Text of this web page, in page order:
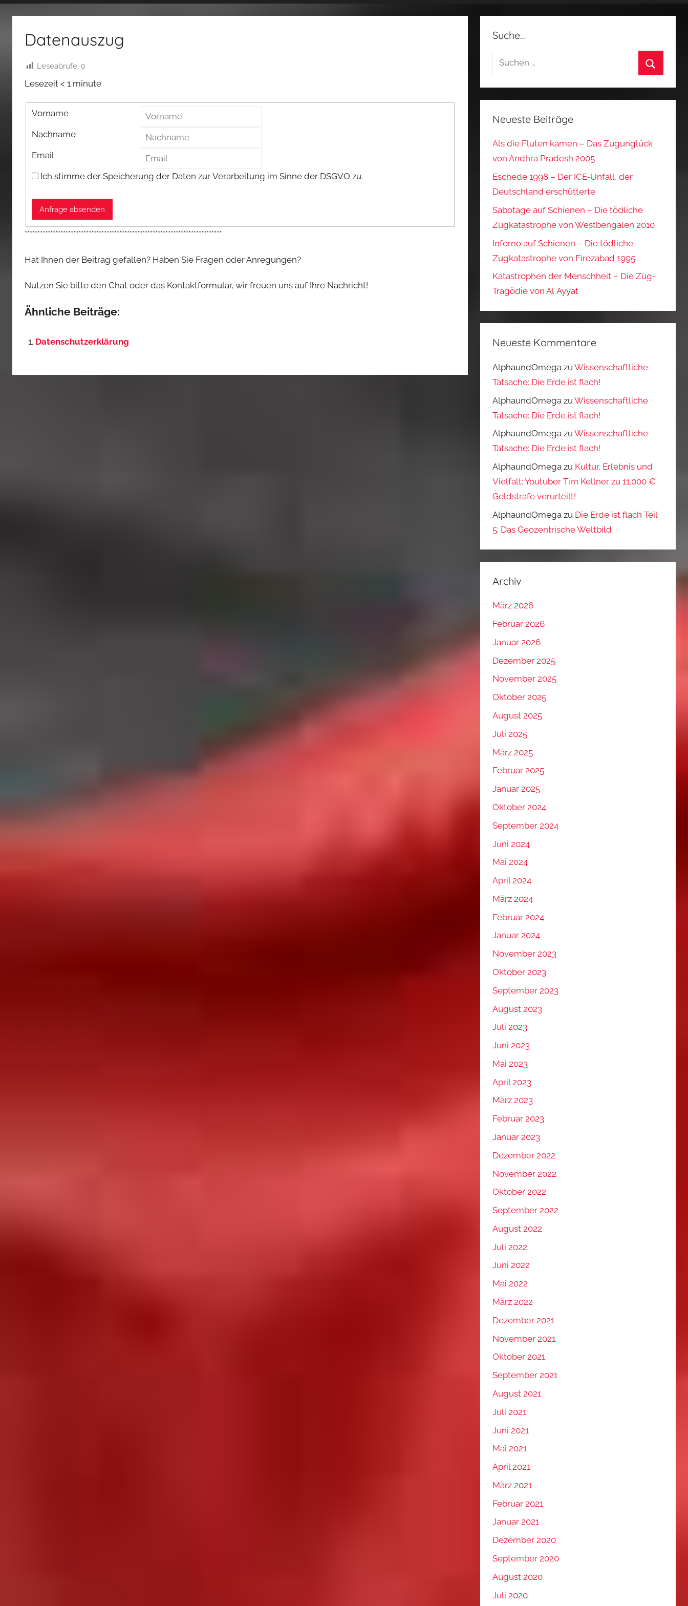
fertig…!
Datenauszug
Leseabrufe: 0
Lesezeit < 1 minute
Vorname
Nachname
Email
Ich stimme der Speicherung der Daten zur Verarbeitung im Sinne der DSGVO zu.
*****************************************************************************
Hat Ihnen der Beitrag gefallen? Haben Sie Fragen oder Anregungen?
Nutzen Sie bitte den Chat oder das Kontaktformular, wir freuen uns auf Ihre Nachricht!
Ähnliche Beiträge:
Datenschutzerklärung
Suche…
Suchen
Neueste Beiträge
Als die Fluten kamen – Das Zugunglück
von Andhra Pradesh 2005
Eschede 1998 – Der ICE‑Unfall, der
Deutschland erschütterte
Sabotage auf Schienen – Die tödliche
Zugkatastrophe von Westbengalen 2010
Inferno auf Schienen – Die tödliche
Zugkatastrophe von Firozabad 1995
Katastrophen der Menschheit – Die Zug-
Tragödie von Al Ayyat
Neueste Kommentare
AlphaundOmega zuWissenschaftliche
Tatsache: Die Erde ist flach!
AlphaundOmega zuWissenschaftliche
Tatsache: Die Erde ist flach!
AlphaundOmega zuWissenschaftliche
Tatsache: Die Erde ist flach!
AlphaundOmega zu Kultur, Erlebnis und
Vielfalt: Youtuber Tim Kellner zu 11.000 €
Geldstrafe verurteilt!
AlphaundOmega zu Die Erde ist flach Teil
5: Das Geozentrische Weltbild
Archiv
März 2026
Februar 2026
Januar 2026
Dezember 2025
November 2025
Oktober 2025
August 2025
Juli 2025
März 2025
Februar 2025
Januar 2025
Oktober 2024
September 2024
Juni 2024
Mai 2024
April 2024
März 2024
Februar 2024
Januar 2024
November 2023
Oktober 2023
September 2023
August 2023
Juli 2023
Juni 2023
Mai 2023
April 2023
März 2023
Februar 2023
Januar 2023
Dezember 2022
November 2022
Oktober 2022
September 2022
August 2022
Juli 2022
Juni 2022
Mai 2022
März 2022
Dezember 2021
November 2021
Oktober 2021
September 2021
August 2021
Juli 2021
Juni 2021
Mai 2021
April 2021
März 2021
Februar 2021
Januar 2021
Dezember 2020
September 2020
August 2020
Juli 2020